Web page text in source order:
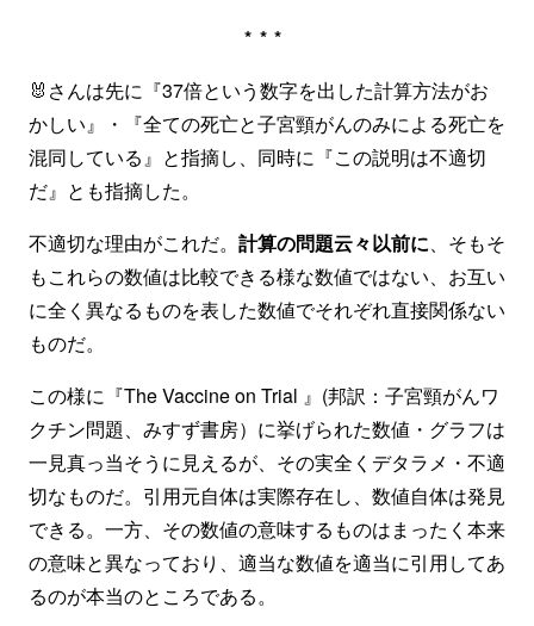
***
🐰さんは先に『37倍という数字を出した計算方法がお
かしい』・『全ての死亡と子宮頸がんのみによる死亡を
混同している』と指摘し、同時に『この説明は不適切
だ』とも指摘した。
不適切な理由がこれだ。 計算の問題云々以前に、そもそ
もこれらの数値は比較できる様な数値ではない、お互い
に全く異なるものを表した数値でそれぞれ直接関係ない
ものだ。
この様に『The Vaccine on Trial 』(邦訳：子宮頸がんワ
クチン問題、みすず書房）に挙げられた数値・グラフは
一見真っ当そうに見えるが、その実全くデタラメ・不適
切なものだ。引用元自体は実際存在し、数値自体は発見
できる。一方、その数値の意味するものはまったく本来
の意味と異なっており、適当な数値を適当に引用してあ
るのが本当のところである。